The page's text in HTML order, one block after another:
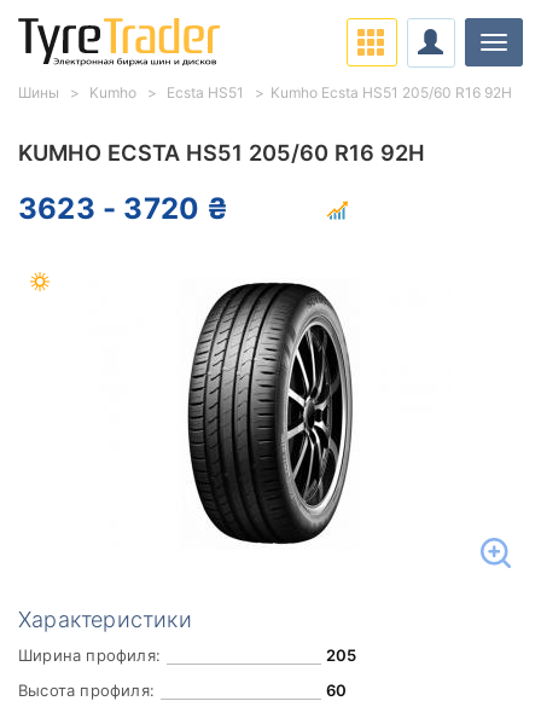
KUMHO ECSTA HS51 205/60 R16 92H
3623 - 3720 ₴
Характеристики
Ширина профиля:
205
Высота профиля:
60
Шины Kumho Ecsta HS51 Kumho Ecsta HS51 205/60 R16 92H